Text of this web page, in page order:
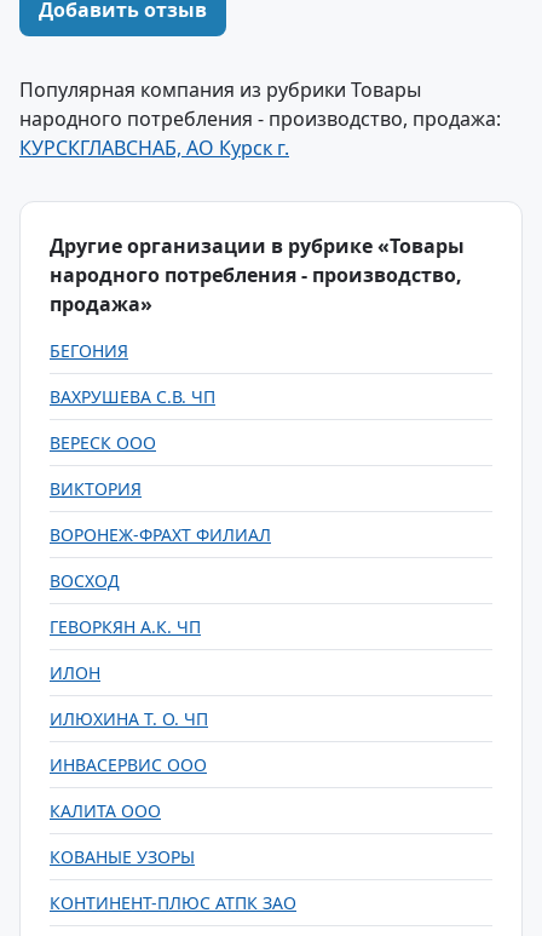
Добавить отзыв
Популярная компания из рубрики Товары
народного потребления - производство, продажа:
КУРСКГЛАВСНАБ, АО Курск г.
Другие организации в рубрике «Товары
народного потребления - производство,
продажа»
БЕГОНИЯ
ВАХРУШЕВА С.В. ЧП
ВЕРЕСК ООО
ВИКТОРИЯ
ВОРОНЕЖ-ФРАХТ ФИЛИАЛ
ВОСХОД
ГЕВОРКЯН А.К. ЧП
ИЛОН
ИЛЮХИНА Т. О. ЧП
ИНВАСЕРВИС ООО
КАЛИТА ООО
КОВАНЫЕ УЗОРЫ
КОНТИНЕНТ-ПЛЮС АТПК ЗАО